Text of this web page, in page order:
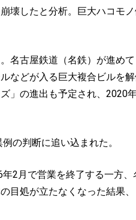
壊したと分析。巨大ハコモ
古屋鉄道（名鉄）が進め
などが入る巨大複合ビルを
」の進出も予定され、2020
の判断に追い込まれた。
2月で営業を終了する一方
目処が立たなくなった結果